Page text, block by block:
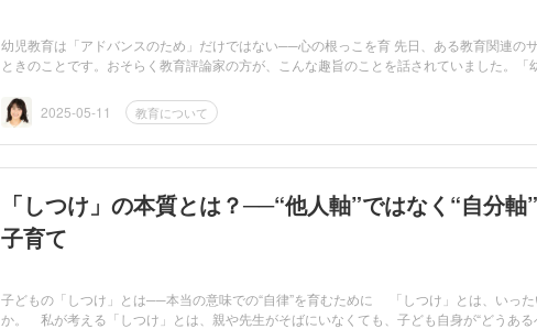
幼児教育は「アドバンスのため」だけではない──心の根っこを育 先日、ある教育関連の
ときのことです。おそらく教育評論家の方が、こんな趣旨のことを話されていました。「
2025-05-11
教育について
「しつけ」の本質とは？──“他人軸”ではなく“自分軸
子育て
子どもの「しつけ」とは──本当の意味での“自律”を育むために 「しつけ」とは、いった
か。 私が考える「しつけ」とは、親や先生がそばにいなくても、子ども自身が“どうある